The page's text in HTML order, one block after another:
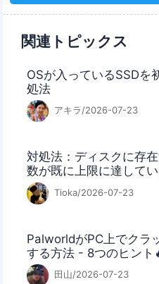
関連トピックス
OSが入っているSSDを
処法
アキラ/2026-07-23
対処法：ディスクに存
数が既に上限に達して
Tioka/2026-07-23
PalworldがPC上でクラ
する方法 - 8つのヒント
田山/2026-07-23